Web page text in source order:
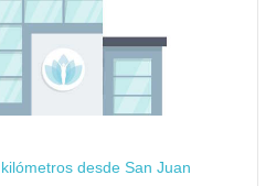
desde San Juan